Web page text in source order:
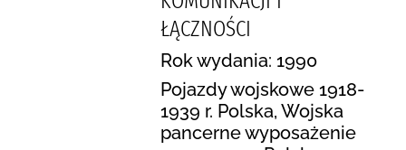
ŁĄCZNOŚCI
Rok wydania: 1990
Pojazdy wojskowe 1918-
1939 r. Polska, Wojska
pancerne wyposażenie